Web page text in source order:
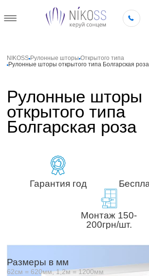
NIKOSS Рулонные шторы Открытого типа
Рулонные шторы открытого типа Болгарская роза
Рулонные шторы
открытого типа
Болгарская роза
Гарантия год
Монтаж 150-
200грн/шт.
Размеры в мм
62см = 620мм, 1,2м = 1200мм